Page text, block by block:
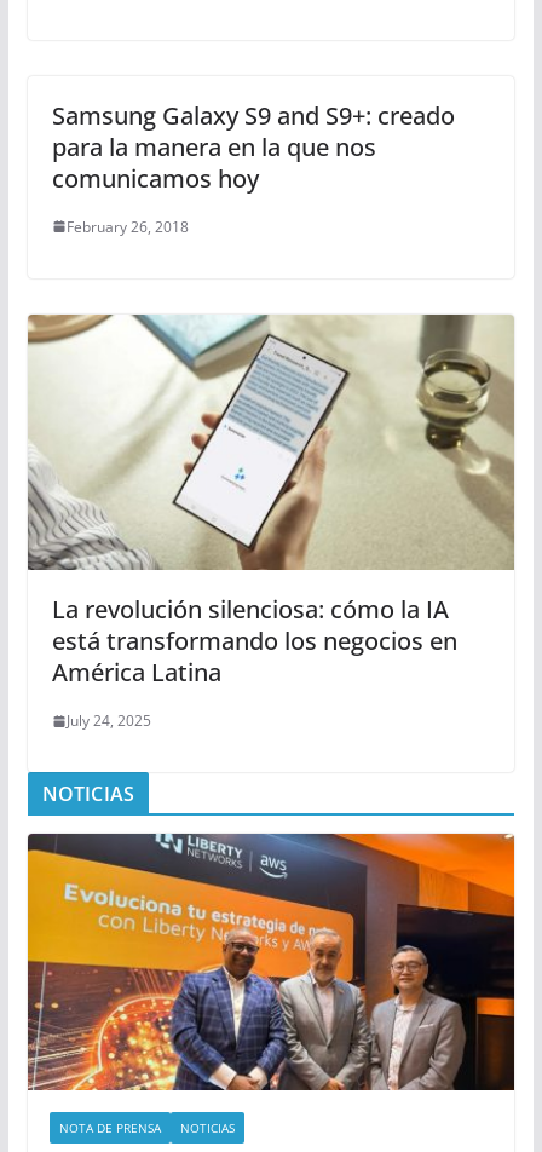
Samsung Galaxy S9 and S9+: creado
para la manera en la que nos
comunicamos hoy
February 26, 2018
La revolución silenciosa: cómo la IA
está transformando los negocios en
América Latina
July 24, 2025
NOTICIAS
NOTA DE PRENSA NOTICIAS